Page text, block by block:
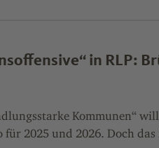
in RLP:
Kommunen“
2025 und 2026. Doch